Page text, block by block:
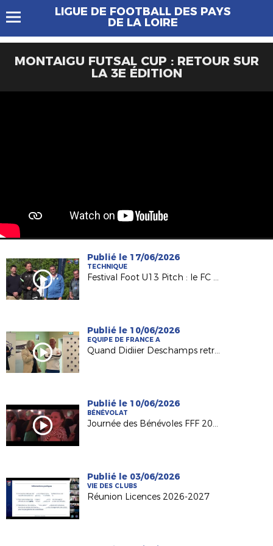
LIGUE DE FOOTBALL DES PAYS
DE LA LOIRE
MONTAIGU FUTSAL CUP : RETOUR SUR
LA 3E ÉDITION
Publié le 17/06/2026
TECHNIQUE
Festival Foot U13 Pitch : le FC Chalonnes Chaudefonds club support à l'organisation
Publié le 10/06/2026
EQUIPE DE FRANCE A
Quand Didiier Deschamps retrouve ses racines nantaises...
Publié le 10/06/2026
BÉNÉVOLAT
Journée des Bénévoles FFF 2026
Publié le 03/06/2026
VIE DES CLUBS
Réunion Licences 2026-2027